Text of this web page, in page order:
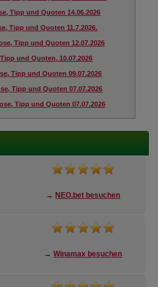
Tipp und Quoten 14.06.2026
Tipp und Quoten 11.7.2026.
Tipp und Quoten 12.07.2026
und Quoten, 10.07.2026
Tipp und Quoten 09.07.2026
Tipp und Quoten 07.07.2026
Tipp und Quoten 07.07.2026
→ NEO.bet besuchen
→Winamax besuchen